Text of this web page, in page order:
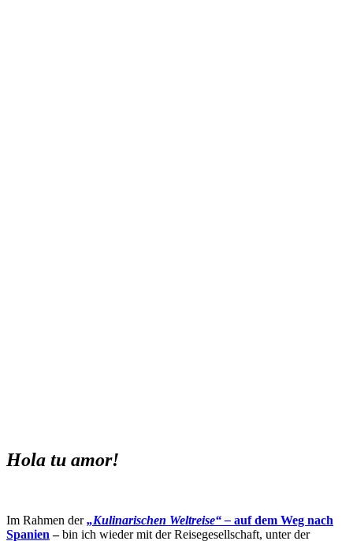
Hola tu amor!
Im Rahmen der„Kulinarischen Weltreise“ – auf dem Weg nach
Spanien –bin ich wieder mit der Reisegesellschaft, unter der